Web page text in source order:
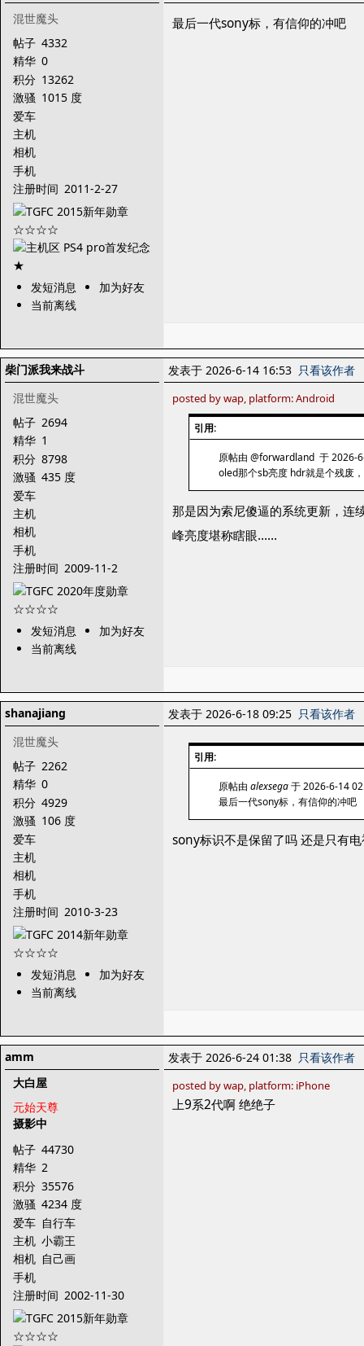
混世魔头
帖子 4332
精华 0
积分 13262
激骚 1015 度
爱车
主机
相机
手机
注册时间 2011-2-27
发短消息
加为好友
当前离线
最后一代sony标，有信仰的冲吧
柴门派我来战斗
混世魔头
帖子 2694
精华 1
积分 8798
激骚 435 度
爱车
主机
相机
手机
注册时间 2009-11-2
发短消息
加为好友
当前离线
发表于 2026-6-14 16:53 只看该作者
posted by wap, platform: Android
引用:
原帖由 @forwardland 于 2026-
oled那个sb亮度 hdr就是个残废
那是因为索尼傻逼的系统更新，连
峰亮度堪称瞎眼……
shanajiang
混世魔头
帖子 2262
精华 0
积分 4929
激骚 106 度
爱车
主机
相机
手机
注册时间 2010-3-23
发短消息
加为好友
当前离线
发表于 2026-6-18 09:25 只看该作者
引用:
原帖由 alexsega于 2026-6-14
最后一代sony标，有信仰的冲吧
sony标识不是保留了吗 还是只有
amm
大白屋
元始天尊
摄影中
帖子 44730
精华 2
积分 35576
激骚 4234 度
爱车 自行车
主机 小霸王
相机 自己画
手机
注册时间 2002-11-30
发表于 2026-6-24 01:38 只看该作者
posted by wap, platform: iPhone
上9系2代啊 绝绝子